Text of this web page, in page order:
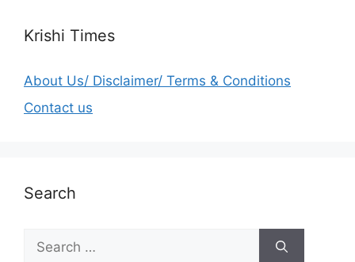
Krishi Times
About Us/ Disclaimer/ Terms & Conditions
Contact us
Search